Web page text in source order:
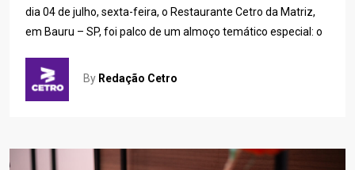
dia 04 de julho, sexta-feira, o Restaurante Cetro da Matriz,
em Bauru – SP, foi palco de um almoço temático especial: o
By Redação Cetro